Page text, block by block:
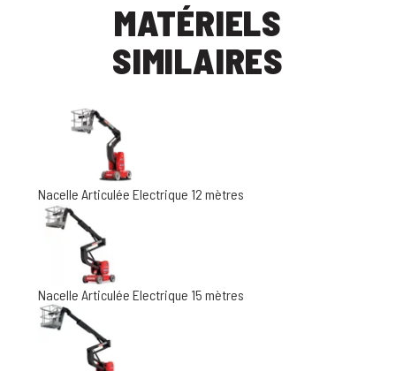
MATÉRIELS
SIMILAIRES
Nacelle Articulée Electrique 12 mètres
Nacelle Articulée Electrique 15 mètres